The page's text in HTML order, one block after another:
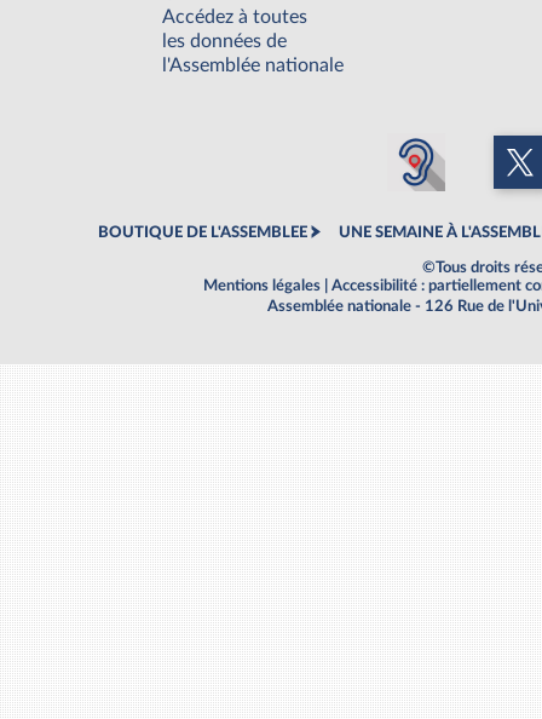
Accédez à toutes
les données de
l'Assemblée nationale
BOUTIQUE DE L'ASSEMBLEE UNE SEMAINE À
©Tous droits
Mentions légales
Accessibilité : partiellement
Assemblée nationale - 126 Rue de